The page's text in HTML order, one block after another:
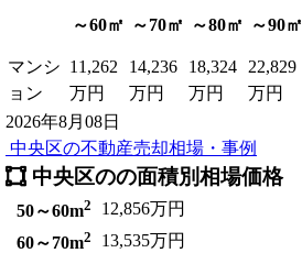
～60㎡ ～70㎡ ～80㎡ ～90㎡
マンシ
ョン
11,262
万円
14,236
万円
18,324
万円
22,829
万円
2026年8月08日
中央区の不動産売却相場・事例
中央区のの面積別相場価格
50～60m2
12,856万円
60～70m2
13,535万円